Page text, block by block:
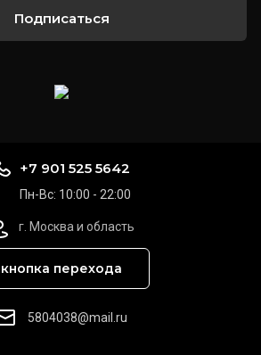
Подписаться
+7 901 525 5642
Пн-Вс: 10:00 - 22:00
г. Москва и область
кнопка перехода
5804038@mail.ru